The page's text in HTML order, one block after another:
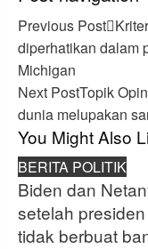
Previous Post
diperhatikan dalam
Michigan
Next PostTopik
dunia melupakan
You Might Also
BERITA POLITIK
Biden dan
setelah
tidak berbuat